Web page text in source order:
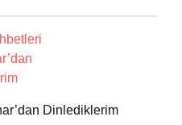
Dinlediklerim